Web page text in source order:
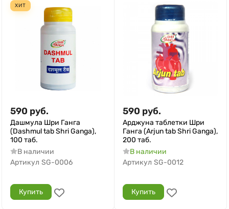
ХИТ
590 руб.
Дашмула Шри Ганга
(Dashmul tab Shri Ganga),
100 таб.
В наличии
Артикул SG-0006
Купить
590 руб.
Арджуна таблетки Шри
Ганга (Arjun tab Shri Ganga),
200 таб.
В наличии
Артикул SG-0012
Купить